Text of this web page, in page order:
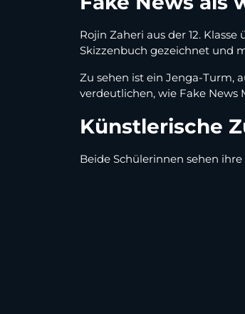
Rojin Zaheri aus der 12.
Skizzenbuch gezeichnet und
Zu sehen ist ein Jenga-Turm,
verdeutlichen, wie Fake News
Künstlerische
Beide Schülerinnen sehen